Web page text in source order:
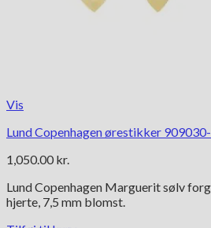
Vis
Lund Copenhagen ørestikker
1,050.00 kr.
Lund Copenhagen Marguerit sølv
hjerte, 7,5 mm blomst.